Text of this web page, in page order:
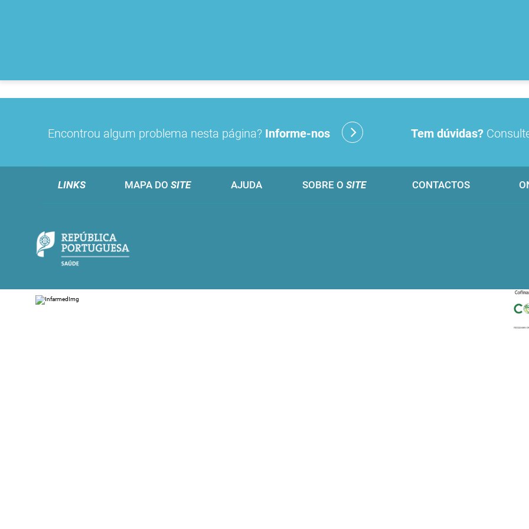
Encontrou algum problema nesta página? Informe-nos Tem dúvidas?
LINKS MAPA DO SITE AJUDA SOBRE O SITE CONTACTOS